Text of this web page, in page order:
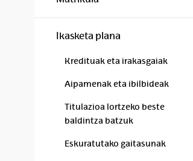
Ikasketa plana
Kredituak eta irakasgaiak
Aipamenak eta ibilbideak
Titulazioa lortzeko beste
baldintza batzuk
Eskuratutako gaitasunak